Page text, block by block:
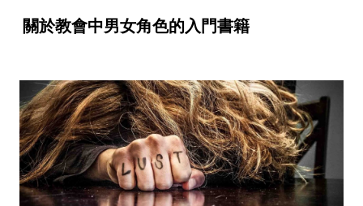
關於教會中男女角色的入門書籍